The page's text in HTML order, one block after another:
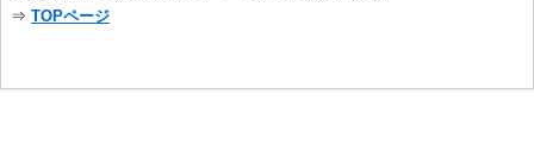
⇒ TOPページ